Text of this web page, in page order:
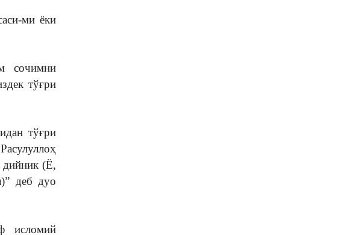
ми ёки
сочимни
тўғри
тўғри
дийник (Ё,
деб дуо
исломий